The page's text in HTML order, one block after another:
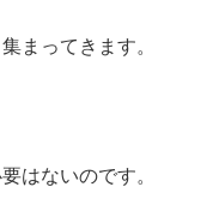
まってきます。
はないのです。